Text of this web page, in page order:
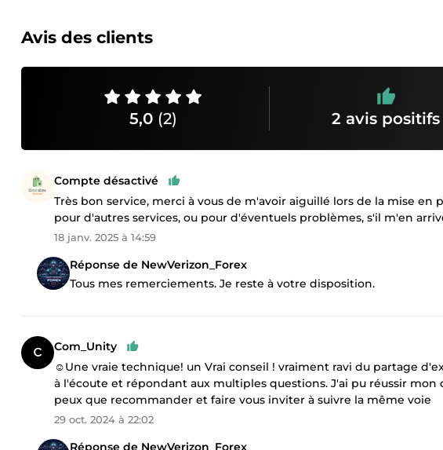
Avis des clients
5,0 (2) 2 avis positifs
Compte désactivé
Très bon service, merci à vous de m'avoir aiguillé lors de la mise en
pour d'autres services, ou pour d'éventuels problèmes, s'il m'en
18 janv. 2025 à 14:59
Réponse de NewVerizon_Forex
Tous mes remerciements. Je reste à votre disposition.
Com_Unity
☺️Une vraie technique! un Vrai conseil ! vraiment ravi du partage
à l'écoute et répondant aux multiples questions. J'ai pu réussir mon
peux que recommander et faire vous inviter à suivre la même voie
29 oct. 2024 à 22:02
Réponse de NewVerizon_Forex